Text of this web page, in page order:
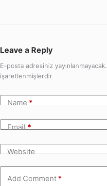
Leave a Reply
E-posta adresiniz yayınlanmayacak.
işaretlenmişlerdir
Name*
Email*
Website
Add Comment *